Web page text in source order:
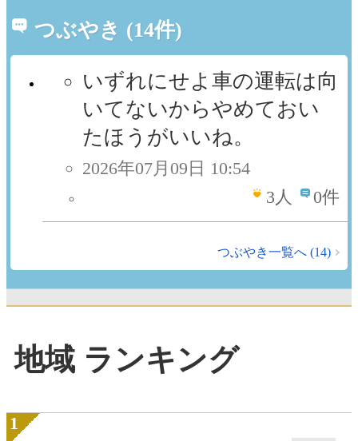
つぶやき (14件)
いずれにせよ車の運転は向
いてないからやめておい
たほうがいいね。
2026年07月09日 10:54
3人 0件
つぶやき一覧へ (14)
地域 ランキング